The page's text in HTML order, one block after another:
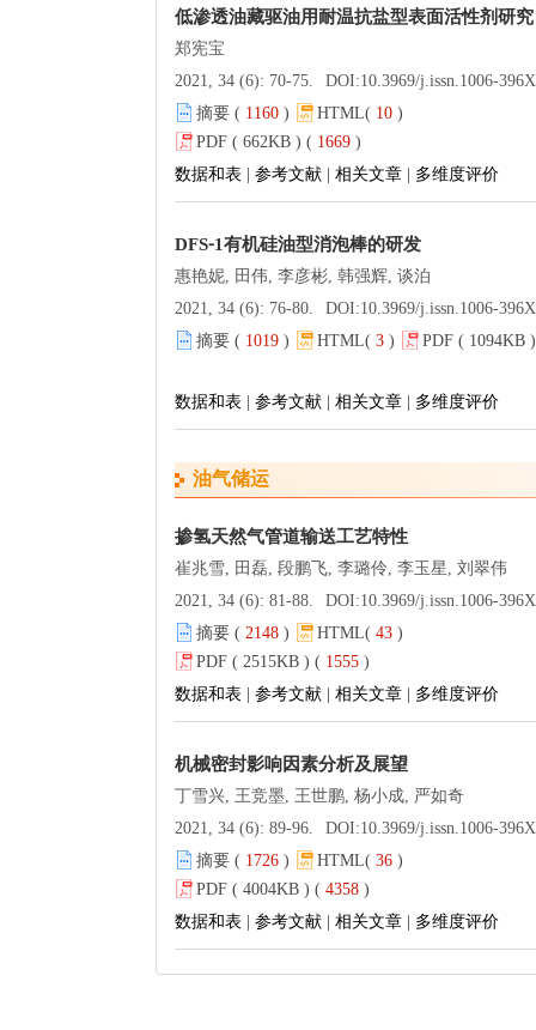
低渗透油藏驱油用耐温抗盐型表面活性剂研究
郑宪宝
2021, 34 (6): 70-75.
DOI:10.3969/j.issn.1006-
摘要 ( 1160 ) HTML( 10 )
PDF ( 662KB ) ( 1669 )
数据和表
参考文献 相关文章 多维度评价
DFS⁃1有机硅油型消泡棒的研发
惠艳妮, 田伟, 李彦彬, 韩强辉, 谈泊
2021, 34 (6): 76-80.
DOI:10.3969/j.issn.1006-
摘要 ( 1019 ) HTML( 3 ) PDF ( 1094KB
数据和表 参考文献 相关文章 多维度评价
油气储运
掺氢天然气管道输送工艺特性
崔兆雪, 田磊, 段鹏飞, 李璐伶, 李玉星, 刘翠伟
2021, 34 (6): 81-88.
DOI:10.3969/j.issn.1006-
摘要 ( 2148 ) HTML( 43 )
PDF ( 2515KB ) ( 1555 )
数据和表
参考文献 相关文章 多维度评价
机械密封影响因素分析及展望
丁雪兴, 王竞墨, 王世鹏, 杨小成, 严如奇
2021, 34 (6): 89-96.
DOI:10.3969/j.issn.1006-
摘要 ( 1726 ) HTML( 36 )
PDF ( 4004KB ) ( 4358 )
数据和表
参考文献 相关文章 多维度评价